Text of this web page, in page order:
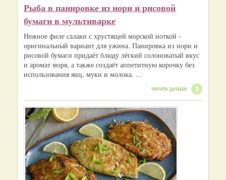
Рыба в панировке из нори и рисовой
бумаги в мультиварке
Нежное филе салаки с хрустящей морской ноткой -
оригинальный вариант для ужина. Панировка из нори и
рисовой бумаги придаёт блюду лёгкий солоноватый вкус
и аромат моря, а также создаёт аппетитную корочку без
использования яиц, муки и молока. ...
читать дальше